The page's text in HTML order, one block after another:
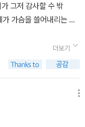
그저 감사할 수 밖
가슴을 쓸어내리는 뜨
더보기